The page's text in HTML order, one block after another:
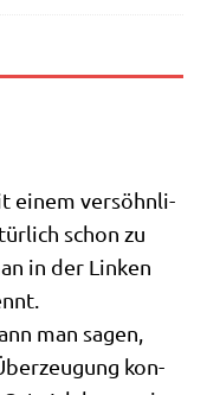
einem ver­söhn­li­
schon zu
in der Lin­ken
man sagen,
kon­